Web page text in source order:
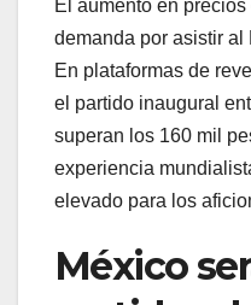
El aumento en
demanda por asistir
En plataformas de
el partido inaugural
superan los 160 mil
experiencia
elevado para los
México